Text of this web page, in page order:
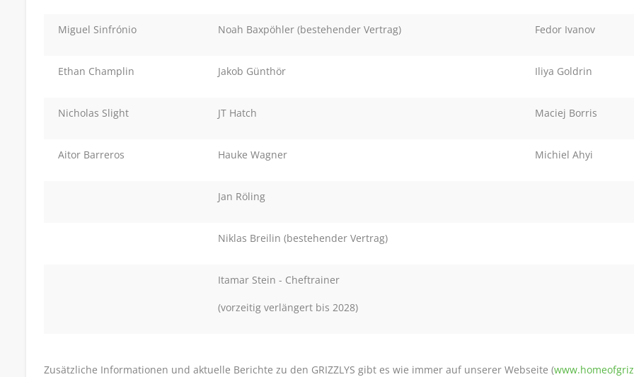
Miguel Sinfrónio Noah Baxpöhler (bestehender Vertrag) Fedor Ivanov
Ethan Champlin Jakob Günthör Iliya Goldrin
Nicholas Slight JT Hatch Maciej Borris
Aitor Barreros Hauke Wagner Michiel Ahyi
Jan Röling
Niklas Breilin (bestehender Vertrag)
Itamar Stein - Cheftrainer
(vorzeitig verlängert bis 2028)
Zusätzliche Informationen und aktuelle Berichte zu den GRIZZLYS gibt es wie immer auf unserer Webseite (